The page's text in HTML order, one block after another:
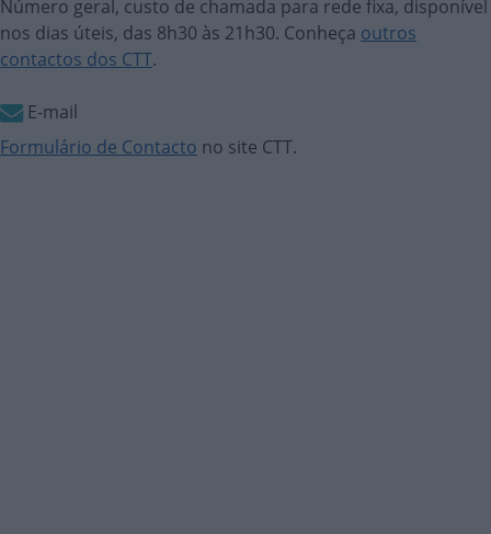
Número geral, custo de chamada para rede fixa, disponível
nos dias úteis, das 8h30 às 21h30. Conheça outros
contactos dos CTT.
E-mail
Formulário de Contacto no site CTT.